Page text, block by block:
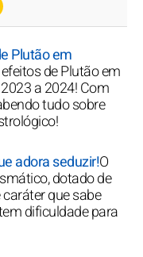
Plutão em
de Plutão em
a 2024! Com
tudo sobre
adora seduzir!O
dotado de
que sabe
dificuldade para